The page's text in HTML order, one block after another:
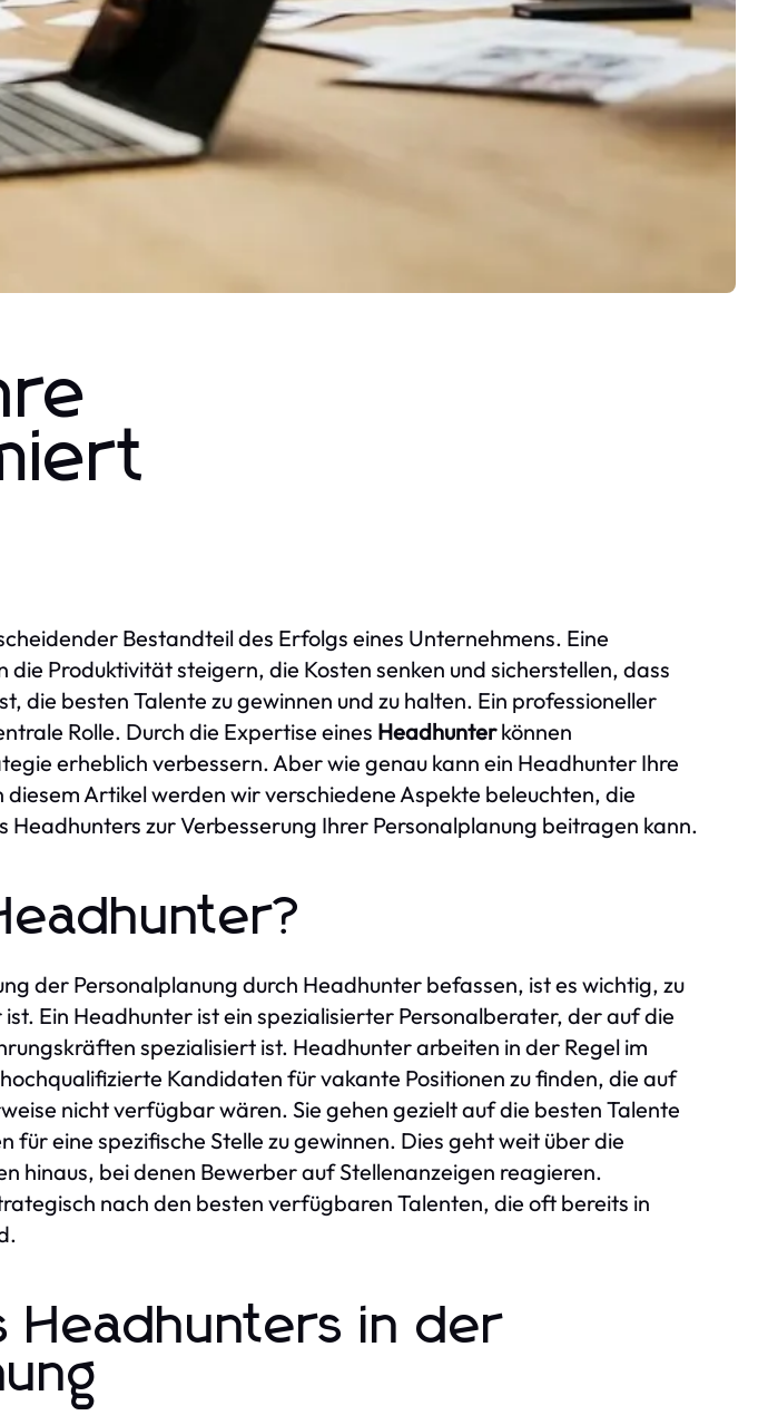
Bestandteil des Erfolgs eines Unternehmens. Eine
Produktivität steigern, die Kosten senken und sicherstellen, dass
die besten Talente zu gewinnen und zu halten. Ein professioneller
Rolle. Durch die Expertise eines Headhunterkönnen
erheblich verbessern. Aber wie genau kann ein Headhunter Ihre
Artikel werden wir verschiedene Aspekte beleuchten, die
Headhunters zur Verbesserung Ihrer Personalplanung beitragen kann.
der Personalplanung durch Headhunter befassen, ist es wichtig, zu
Ein Headhunter ist ein spezialisierter Personalberater, der auf die
spezialisiert ist. Headhunter arbeiten in der Regel im
Kandidaten für vakante Positionen zu finden, die auf
nicht verfügbar wären. Sie gehen gezielt auf die besten Talente
für eine spezifische Stelle zu gewinnen. Dies geht weit über die
hinaus, bei denen Bewerber auf Stellenanzeigen reagieren.
nach den besten verfügbaren Talenten, die oft bereits in
Headhunters in der